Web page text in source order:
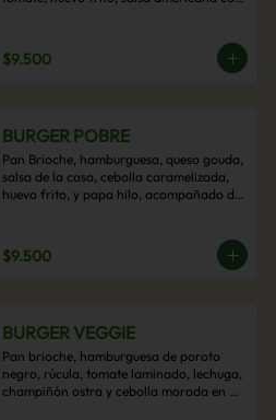
$9.500
BURGER POBRE
Pan Brioche, hamburguesa, queso gouda,
salsa de la casa, cebolla caramelizada,
huevo frito, y papa hilo, acompañado de
$9.500
BURGER VEGGIE
Pan brioche, hamburguesa de poroto
negro, rúcula, tomate laminado, lechuga,
champiñón ostra y cebolla morada en